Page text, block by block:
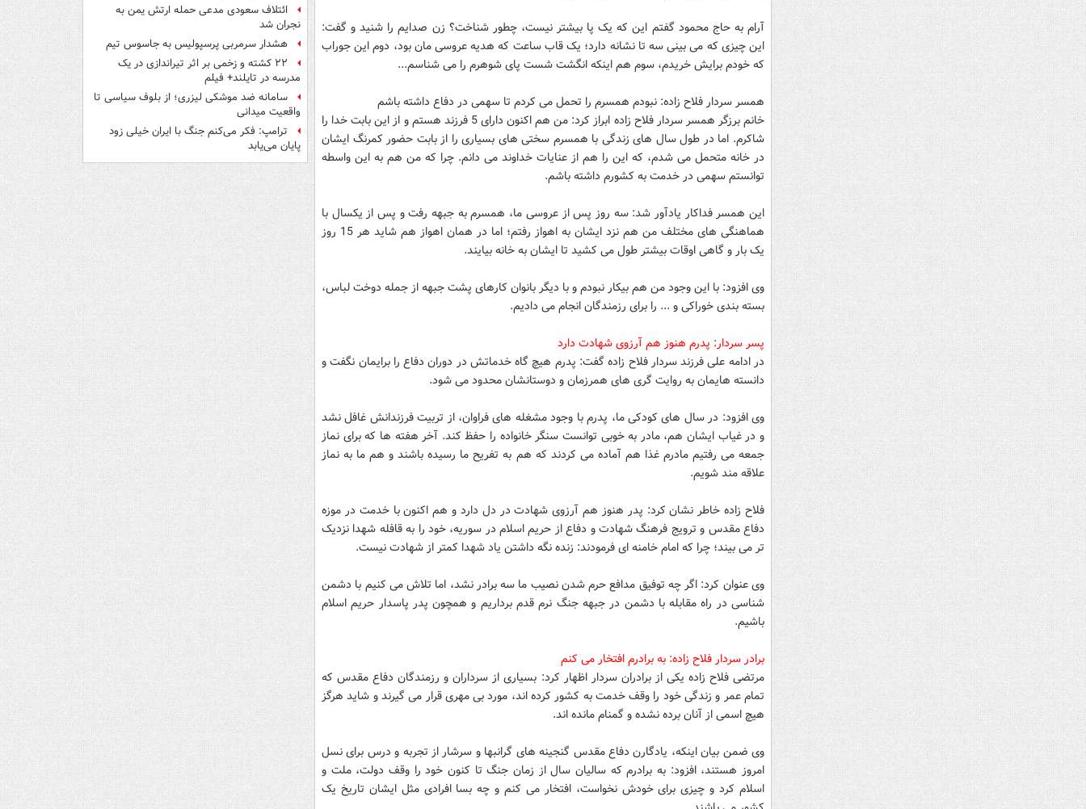
آرام به حاج محمود گفتم این که یک پا بیشتر نیست، چطور شناخت؟ زن صدایم را شنید و گفت:
این چیزی که می بینی سه تا نشانه دارد؛ یک قاب ساعت که هدیه عروسی مان بود، دوم این جوراب
که خودم برایش خریدم، سوم هم اینکه انگشت شست پای شوهرم را می شناسم...
همسر سردار فلاح زاده: نبودم همسرم را تحمل می کردم تا سهمی در دفاع داشته باشم
خانم برزگر همسر سردار فلاح زاده ابراز کرد: من هم اکنون دارای 5 فرزند هستم و از این بابت خدا را
شاکرم. اما در طول سال های زندگی با همسرم سختی های بسیاری را از بابت حضور کمرنگ ایشان
در خانه متحمل می شدم، که این را هم از عنایات خداوند می دانم. چرا که من هم به این واسطه
توانستم سهمی در خدمت به کشورم داشته باشم.
این همسر فداکار یادآور شد: سه روز پس از عروسی ما، همسرم به جبهه رفت و پس از یکسال با
هماهنگی های مختلف من هم نزد ایشان به اهواز رفتم؛ اما در همان اهواز هم شاید هر 15 روز
یک بار و گاهی اوقات بیشتر طول می کشید تا ایشان به خانه بیایند.
وی افزود: با این وجود من هم بیکار نبودم و با دیگر بانوان کارهای پشت جبهه از جمله دوخت لباس،
بسته بندی خوراکی و ... را برای رزمندگان انجام می دادیم.
پسر سردار: پدرم هنوز هم آرزوی شهادت دارد
در ادامه علی فرزند سردار فلاح زاده گفت: پدرم هیچ گاه خدماتش در دوران دفاع را برایمان نگفت و
دانسته هایمان به روایت گری های همرزمان و دوستانشان محدود می شود.
وی افزود: در سال های کودکی ما، پدرم با وجود مشغله های فراوان، از تربیت فرزندانش غافل نشد
و در غیاب ایشان هم، مادر به خوبی توانست سنگر خانواده را حفظ کند. آخر هفته ها که برای نماز
جمعه می رفتیم مادرم غذا هم آماده می کردند که هم به تفریح ما رسیده باشند و هم ما به نماز
علاقه مند شویم.
فلاح زاده خاطر نشان کرد: پدر هنوز هم آرزوی شهادت در دل دارد و هم اکنون با خدمت در موزه
دفاع مقدس و ترویج فرهنگ شهادت و دفاع از حریم اسلام در سوریه، خود را به قافله شهدا نزدیک
تر می بیند؛ چرا که امام خامنه ای فرمودند: زنده نگه داشتن یاد شهدا کمتر از شهادت نیست.
وی عنوان کرد: اگر چه توفیق مدافع حرم شدن نصیب ما سه برادر نشد، اما تلاش می کنیم با دشمن
شناسی در راه مقابله با دشمن در جبهه جنگ نرم قدم برداریم و همچون پدر پاسدار حریم اسلام
باشیم.
برادر سردار فلاح زاده: به برادرم افتخار می کنم
مرتضی فلاح زاده یکی از برادران سردار اظهار کرد: بسیاری از سرداران و رزمندگان دفاع مقدس که
تمام عمر و زندگی خود را وقف خدمت به کشور کرده اند، مورد بی مهری قرار می گیرند و شاید هرگز
هیچ اسمی از آنان برده نشده و گمنام مانده اند.
وی ضمن بیان اینکه، یادگارن دفاع مقدس گنجینه های گرانبها و سرشار از تجربه و درس برای نسل
امروز هستند، افزود: به برادرم که سالیان سال از زمان جنگ تا کنون خود را وقف دولت، ملت و
اسلام کرد و چیزی برای خودش نخواست، افتخار می کنم و چه بسا افرادی مثل ایشان تاریخ یک
ائتلاف سعودی مدعی حمله ارتش یمن به
نجران شد
هشدار سرمربی پرسپولیس به جاسوس تیم
۲۲ کشته و زخمی بر اثر تیراندازی در یک
مدرسه در تایلند+ فیلم
سامانه ضد موشکی لیزری؛ از بلوف سیاسی تا
واقعیت میدانی
ترامپ: فکر می‌کنم جنگ با ایران خیلی زود
پایان می‌یابد